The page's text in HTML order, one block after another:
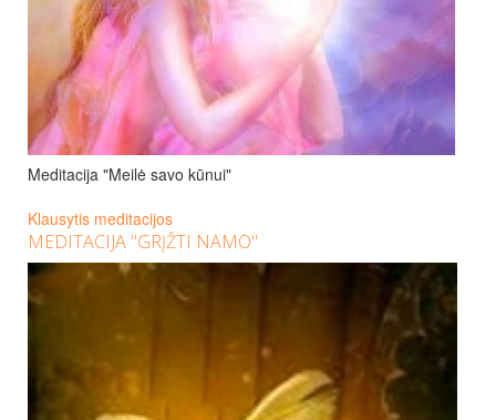
Meditacija "Meilė savo kūnui"
Klausytis meditacijos
MEDITACIJA "GRĮŽTI NAMO"